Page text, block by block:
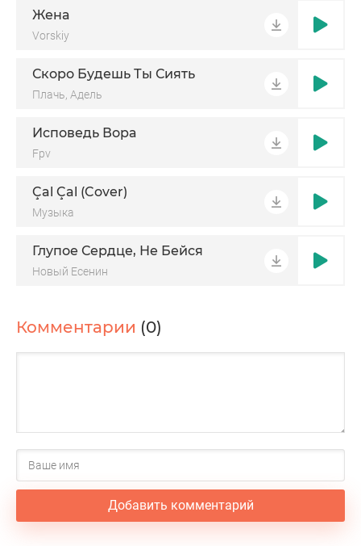
Жена
Vorskiy
Скоро Будешь Ты Сиять
Плачь, Адель
Исповедь Вора
Fpv
Çal Çal (Cover)
Музыка
Глупое Сердце, Не Бейся
Новый Есенин
Комментарии (0)
Добавить комментарий